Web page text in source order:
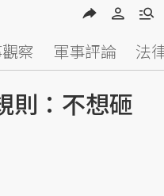
察 軍事評論 法
則：不想砸